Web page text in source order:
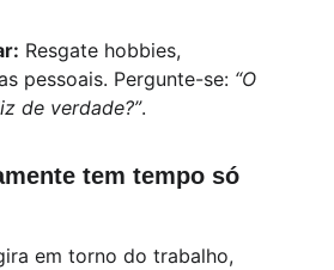
Resgate hobbies,
pessoais. Pergunte-se: “O
de verdade?”.
tem tempo só
em torno do trabalho,